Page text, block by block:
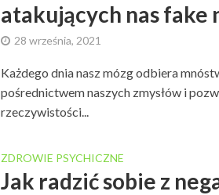
atakujących nas fake
28 września, 2021
Każdego dnia nasz mózg odbiera
pośrednictwem naszych zmysłów i
rzeczywistości...
ZDROWIE PSYCHICZNE
Jak radzić sobie z